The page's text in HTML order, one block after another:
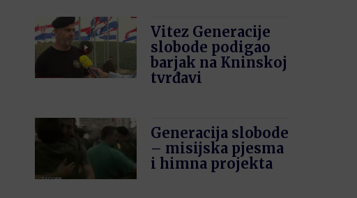
Vitez Generacije
slobode podigao
barjak na Kninskoj
tvrđavi
Generacija slobode
– misijska pjesma
i himna projekta